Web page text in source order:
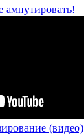
ампутировать!
(видео)